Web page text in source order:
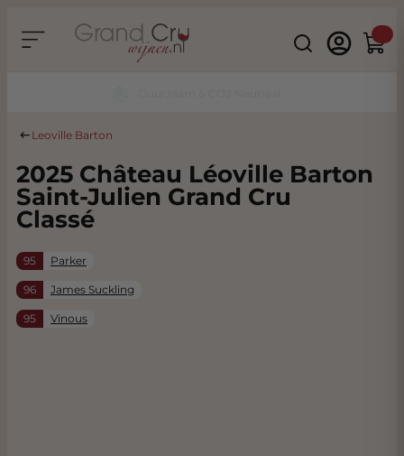
Search
Leoville Barton
2025 Château Léoville Barton
Saint-Julien Grand Cru
Classé
95 Parker
96 James Suckling
95 Vinous